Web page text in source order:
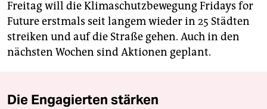
Freitag will die Klimaschutzbewegung Fridays for
Future erstmals seit langem wieder in 25 Städten
streiken und auf die Straße gehen. Auch in den
nächsten Wochen sind Aktionen geplant.
Die Engagierten stärken